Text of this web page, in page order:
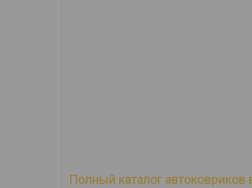
Полный каталог автоковриков